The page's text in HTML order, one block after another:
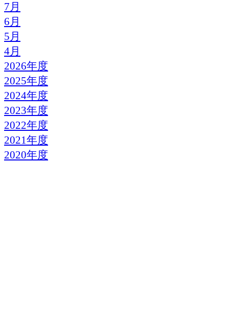
7月
6月
5月
4月
2026年度
2025年度
2024年度
2023年度
2022年度
2021年度
2020年度